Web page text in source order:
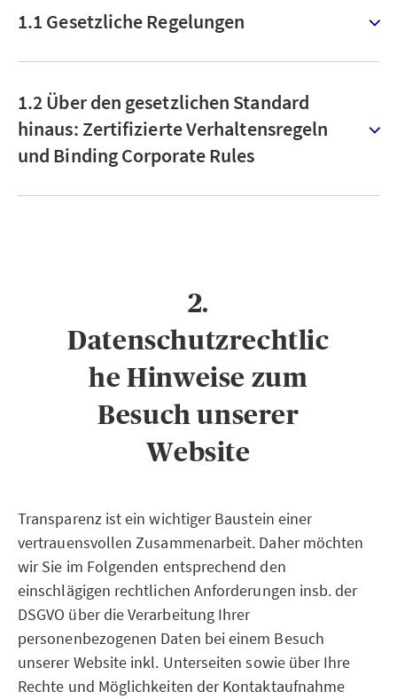
1.1 Gesetzliche Regelungen
1.2 Über den gesetzlichen Standard
hinaus: Zertifizierte Verhaltensregeln
und Binding Corporate Rules
2.
Datenschutzrechtlic
he Hinweise zum
Besuch unserer
Website
Transparenz ist ein wichtiger Baustein einer
vertrauensvollen Zusammenarbeit. Daher möchten
wir Sie im Folgenden entsprechend den
einschlägigen rechtlichen Anforderungen insb. der
DSGVO über die Verarbeitung Ihrer
personenbezogenen Daten bei einem Besuch
unserer Website inkl. Unterseiten sowie über Ihre
Rechte und Möglichkeiten der Kontaktaufnahme